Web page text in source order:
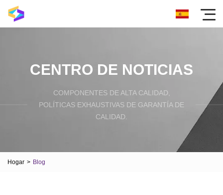
CENTRO DE NOTICIAS
COMPONENTES DE ALTA CALIDAD,
POLÍTICAS EXHAUSTIVAS DE GARANTÍA DE
CALIDAD.
Hogar > Blog